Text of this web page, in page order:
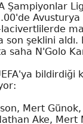
Şampiyonlar
Avusturya
lacivertlilerde
son şeklini aldı.
saha N'Golo
bildirdiği
Mert
Ake, Mert